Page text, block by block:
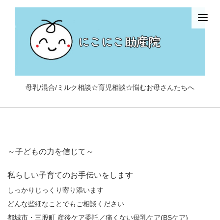
母乳/混合/ミルク相談☆育児相談☆悩むお母さんたちへ
～子どもの力を信じて～
私らしい子育てのお手伝いをします
しっかりじっくり寄り添います
どんな些細なことでもご相談ください
都城市・三股町 産後ケア委託／痛くない母乳ケア(BSケア)